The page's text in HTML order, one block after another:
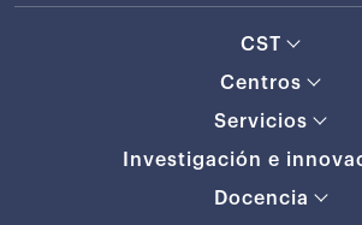
CST
Centros
Servicios
Investigación e
Docencia